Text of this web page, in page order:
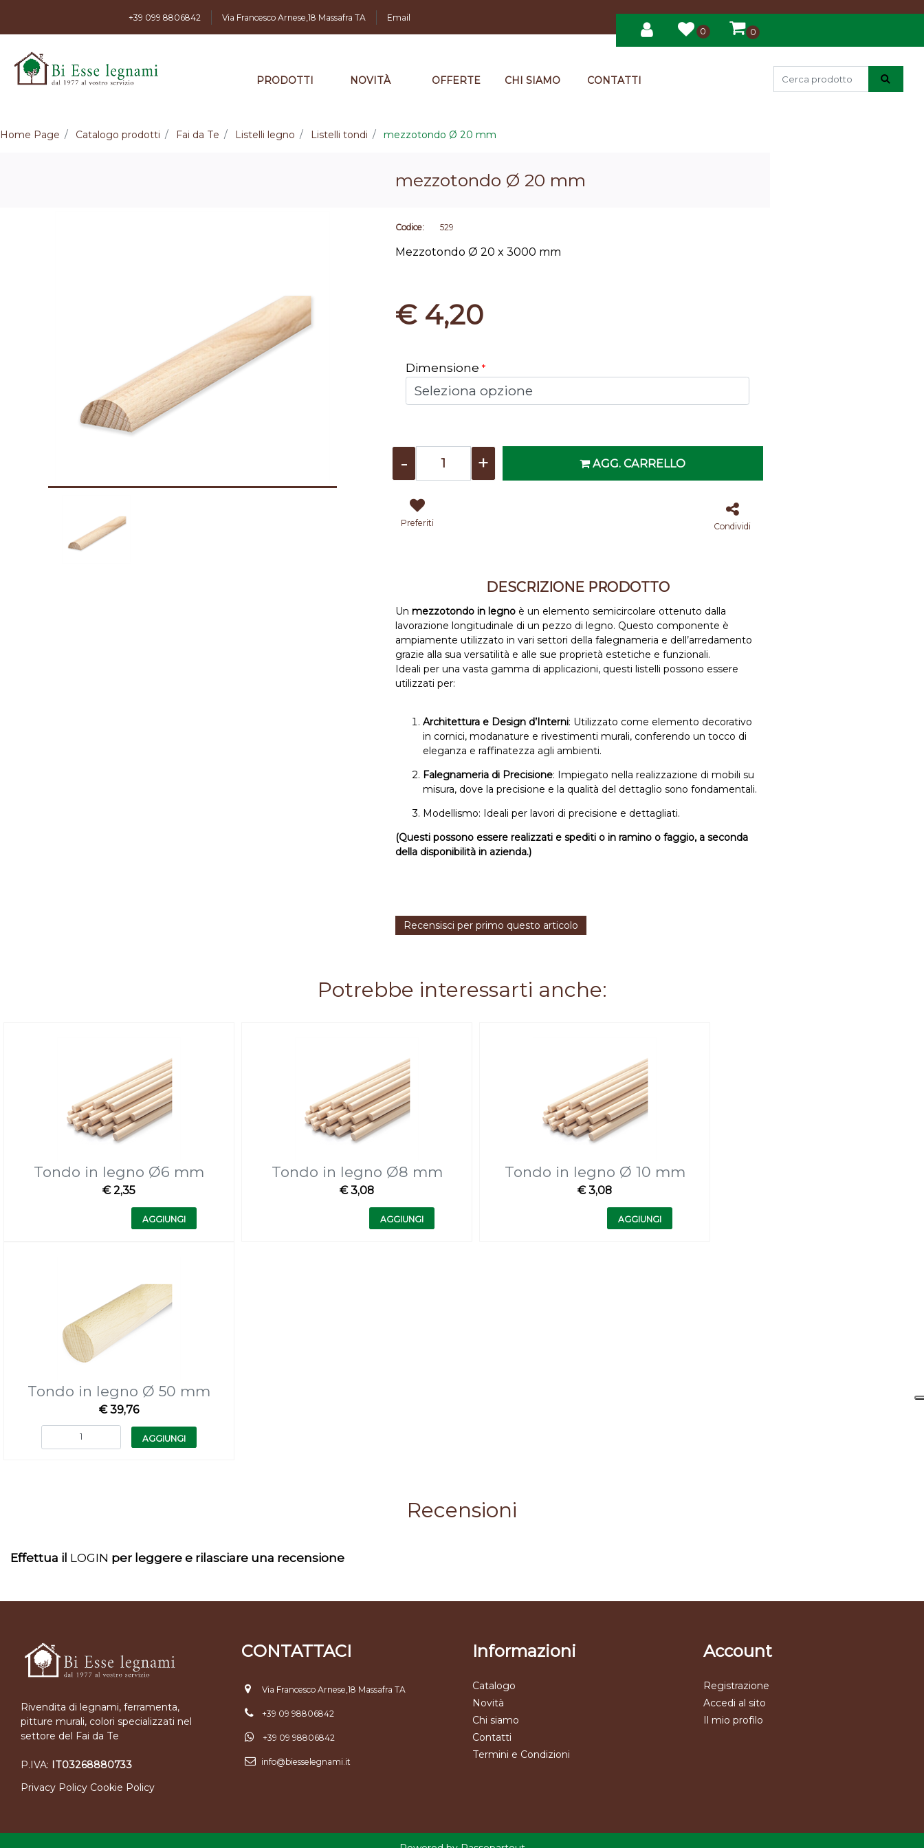
+39 099 8806842 Via Francesco Arnese,18 Massafra TA
Email
0
0
PRODOTTI NOVITÀ OFFERTE CHI SIAMO CONTATTI
Home Page Catalogo prodotti Fai da Te Listelli legno Listelli tondi mezzotondo Ø 20 mm
mezzotondo Ø 20 mm
Codice: 529
Mezzotondo Ø 20 x 3000 mm
€ 4,20
Dimensione *
AGG. CARRELLO
Preferiti Condividi
DESCRIZIONE PRODOTTO
Un mezzotondo in legno è un elemento semicircolare ottenuto dalla
lavorazione longitudinale di un pezzo di legno. Questo componente è
ampiamente utilizzato in vari settori della falegnameria e dell’arredamento
grazie alla sua versatilità e alle sue proprietà estetiche e funzionali.
Ideali per una vasta gamma di applicazioni, questi listelli possono essere
utilizzati per:
Architettura e Design d’Interni: Utilizzato come elemento decorativo
in cornici, modanature e rivestimenti murali, conferendo un tocco di
eleganza e raffinatezza agli ambienti.
Falegnameria di Precisione: Impiegato nella realizzazione di mobili su
misura, dove la precisione e la qualità del dettaglio sono fondamentali.
Modellismo: Ideali per lavori di precisione e dettagliati.
(Questi possono essere realizzati e spediti o in ramino o faggio, a seconda
della disponibilità in azienda.)
Recensisci per primo questo articolo
Potrebbe interessarti anche:
Tondo in legno Ø6 mm
€ 2,35
Quantità
AGGIUNGI
Tondo in legno Ø8 mm
€ 3,08
Quantità
AGGIUNGI
Tondo in legno Ø 10 mm
€ 3,08
Quantità
AGGIUNGI
Tondo in legno Ø 50 mm
€ 39,76
Quantità
AGGIUNGI
Recensioni
Effettua il LOGIN per leggere e rilasciare una recensione
Rivendita di legnami, ferramenta,
pitture murali, colori specializzati nel
settore del Fai da Te
P.IVA: IT03268880733
Privacy Policy Cookie Policy
CONTATTACI
Via Francesco Arnese,18 Massafra TA
+39 09 98806842
+39 09 98806842
info@biesselegnami.it
Informazioni
Catalogo
Novità
Chi siamo
Contatti
Termini e Condizioni
Account
Registrazione
Accedi al sito
Il mio profilo